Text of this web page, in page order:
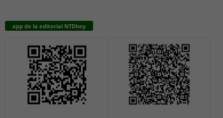
app de la editorial NTDhoy